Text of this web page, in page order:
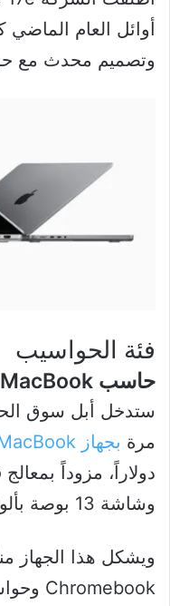
وتصميم محدث مع
فئة الحواسيب
حاسب MacBook منخفض التكلفة
ستدخل أبل سوق
مرة بجهاز MacBook
وشاشة 13 بوصة بألوان زاهية تشبه iMac.
ويشكل هذا الجهاز